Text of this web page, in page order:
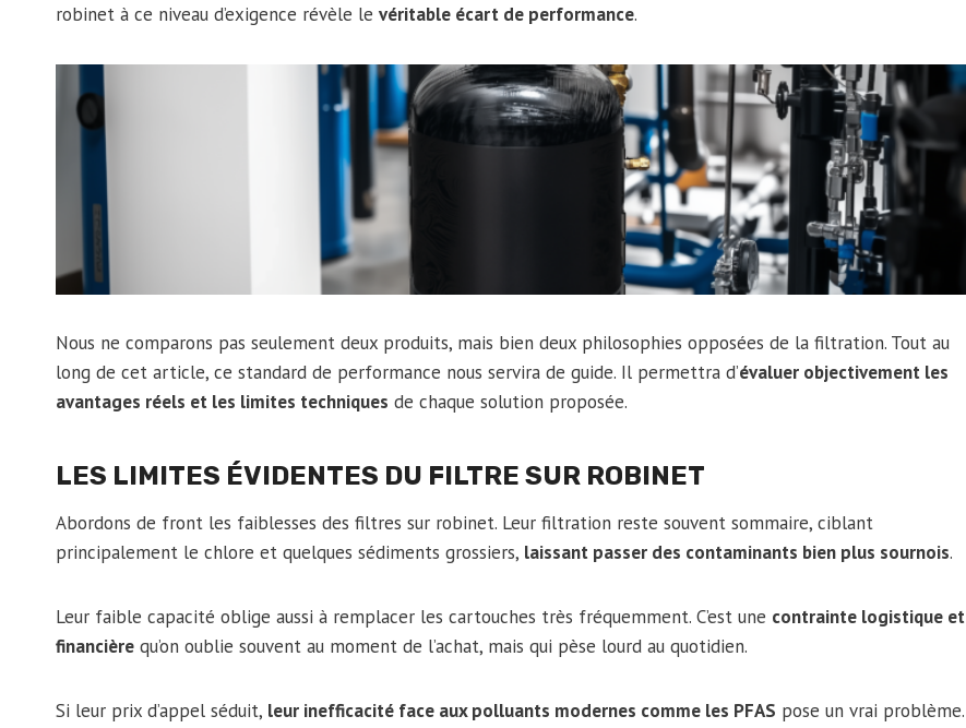
robinet à ce niveau d’exigence révèle le véritable écart de performance.
Nous ne comparons pas seulement deux produits, mais bien deux philosophies opposées de la filtration. Tout au
long de cet article, ce standard de performance nous servira de guide. Il permettra d’évaluer objectivement les
avantages réels et les limites techniques de chaque solution proposée.
LES LIMITES ÉVIDENTES DU FILTRE SUR ROBINET
Abordons de front les faiblesses des filtres sur robinet. Leur filtration reste souvent sommaire, ciblant
principalement le chlore et quelques sédiments grossiers, laissant passer des contaminants bien plus sournois.
Leur faible capacité oblige aussi à remplacer les cartouches très fréquemment. C’est une contrainte logistique et
financière qu’on oublie souvent au moment de l’achat, mais qui pèse lourd au quotidien.
Si leur prix d’appel séduit, leur inefficacité face aux polluants modernes comme les PFAS pose un vrai problème.